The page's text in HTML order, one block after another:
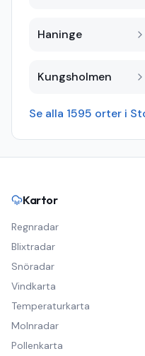
Haninge
Kungsholmen
Se alla 1595 orter i
Kartor
Regnradar
Blixtradar
Snöradar
Vindkarta
Temperaturkarta
Molnradar
Pollenkarta